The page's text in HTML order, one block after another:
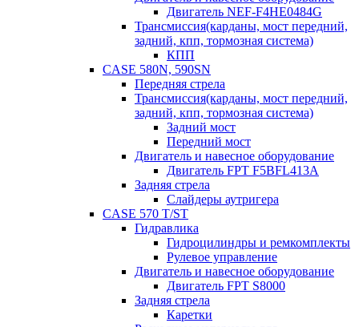
Двигатель NEF-F4HE0484G
Трансмиссия(карданы, мост передний,
задний, кпп, тормозная система)
КПП
CASE 580N, 590SN
Передняя стрела
Трансмиссия(карданы, мост передний,
задний, кпп, тормозная система)
Задний мост
Передний мост
Двигатель и навесное оборудование
Двигатель FPT F5BFL413A
Задняя стрела
Слайдеры аутригера
CASE 570 T/ST
Гидравлика
Гидроцилиндры и ремкомплекты
Рулевое управление
Двигатель и навесное оборудование
Двигатель FPT S8000
Задняя стрела
Каретки